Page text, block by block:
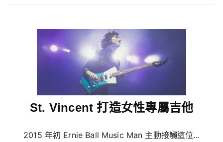
St. Vincent 打造女性專屬吉他
2015 年初 Ernie Ball Music Man 主動接觸這位...